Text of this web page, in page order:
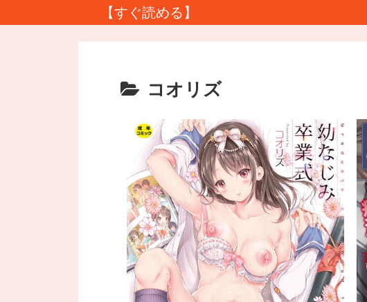
【すぐ読める】
コオリズ